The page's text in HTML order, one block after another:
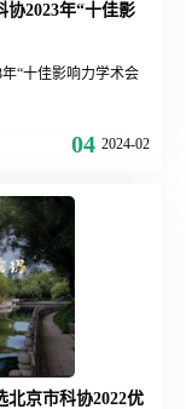
2023年“十佳影
“十佳影响力学术会
04 2024-02
京市科协2022优